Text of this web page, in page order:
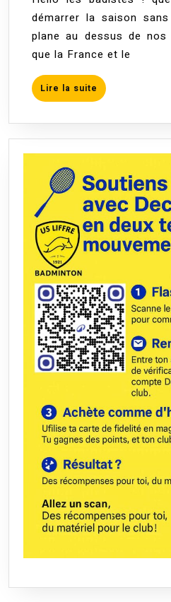
démarrer la saison
plane au dessus de
que la France et le
Lire la suite Lire
la